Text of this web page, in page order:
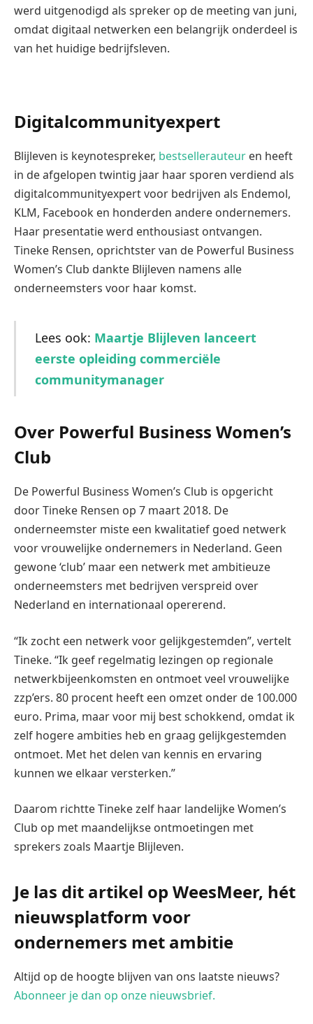
werd uitgenodigd als spreker op de meeting van juni,
omdat digitaal netwerken een belangrijk onderdeel is
van het huidige bedrijfsleven.
Digitalcommunityexpert
Blijleven is keynotespreker, bestsellerauteur en heeft
in de afgelopen twintig jaar haar sporen verdiend als
digitalcommunityexpert voor bedrijven als Endemol,
KLM, Facebook en honderden andere ondernemers.
Haar presentatie werd enthousiast ontvangen.
Tineke Rensen, oprichtster van de Powerful Business
Women’s Club dankte Blijleven namens alle
onderneemsters voor haar komst.
Lees ook: Maartje Blijleven lanceert
eerste opleiding commerciële
communitymanager
Over Powerful Business Women’s
Club
De Powerful Business Women’s Club is opgericht
door Tineke Rensen op 7 maart 2018. De
onderneemster miste een kwalitatief goed netwerk
voor vrouwelijke ondernemers in Nederland. Geen
gewone ‘club’ maar een netwerk met ambitieuze
onderneemsters met bedrijven verspreid over
Nederland en internationaal opererend.
“Ik zocht een netwerk voor gelijkgestemden”, vertelt
Tineke. “Ik geef regelmatig lezingen op regionale
netwerkbijeenkomsten en ontmoet veel vrouwelijke
zzp’ers. 80 procent heeft een omzet onder de 100.000
euro. Prima, maar voor mij best schokkend, omdat ik
zelf hogere ambities heb en graag gelijkgestemden
ontmoet. Met het delen van kennis en ervaring
kunnen we elkaar versterken.”
Daarom richtte Tineke zelf haar landelijke Women’s
Club op met maandelijkse ontmoetingen met
sprekers zoals Maartje Blijleven.
Je las dit artikel op WeesMeer, hét
nieuwsplatform voor
ondernemers met ambitie
Altijd op de hoogte blijven van ons laatste nieuws?
Abonneer je dan op onze nieuwsbrief.